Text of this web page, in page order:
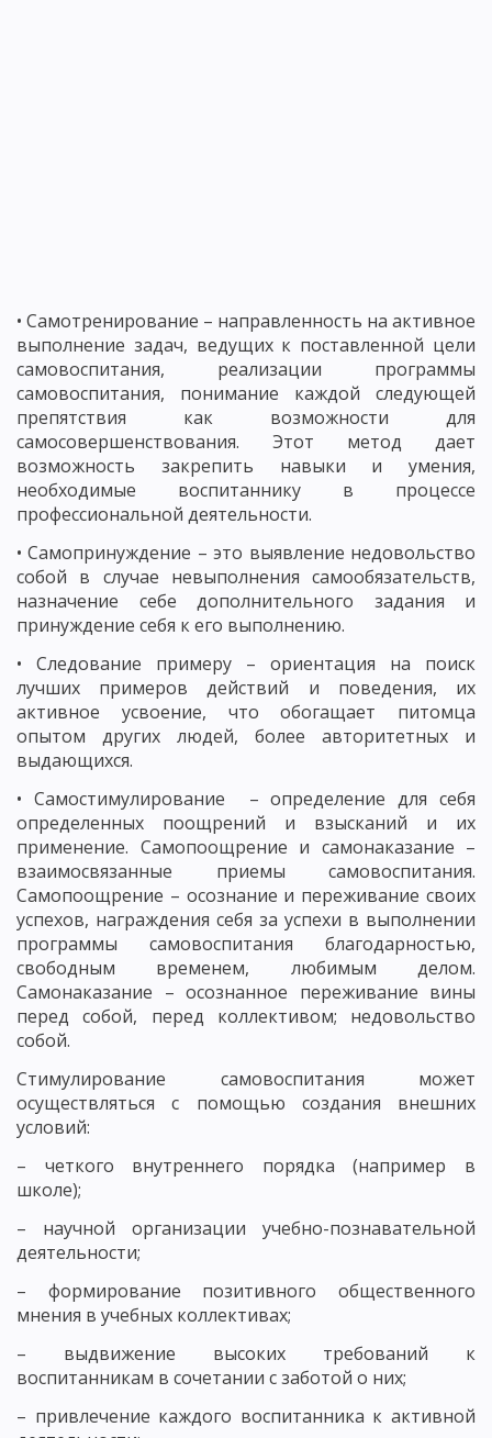
• Самотренирование – направленность на активное
выполнение задач, ведущих к поставленной цели
самовоспитания, реализации программы
самовоспитания, понимание каждой следующей
препятствия как возможности для
самосовершенствования. Этот метод дает
возможность закрепить навыки и умения,
необходимые воспитаннику в процессе
профессиональной деятельности.
• Самопринуждение – это выявление недовольство
собой в случае невыполнения самообязательств,
назначение себе дополнительного задания и
принуждение себя к его выполнению.
• Следование примеру – ориентация на поиск
лучших примеров действий и поведения, их
активное усвоение, что обогащает питомца
опытом других людей, более авторитетных и
выдающихся.
• Самостимулирование – определение для себя
определенных поощрений и взысканий и их
применение. Самопоощрение и самонаказание –
взаимосвязанные приемы самовоспитания.
Самопоощрение – осознание и переживание своих
успехов, награждения себя за успехи в выполнении
программы самовоспитания благодарностью,
свободным временем, любимым делом.
Самонаказание – осознанное переживание вины
перед собой, перед коллективом; недовольство
собой.
Стимулирование самовоспитания может
осуществляться с помощью создания внешних
условий:
– четкого внутреннего порядка (например в
школе);
– научной организации учебно-познавательной
деятельности;
– формирование позитивного общественного
мнения в учебных коллективах;
– выдвижение высоких требований к
воспитанникам в сочетании с заботой о них;
– привлечение каждого воспитанника к активной